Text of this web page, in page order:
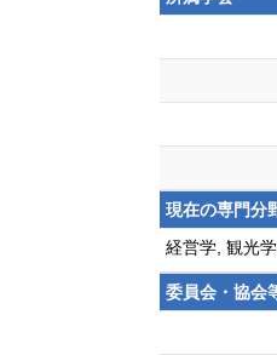
現在の専門分
経営学, 観光
委員会・協会